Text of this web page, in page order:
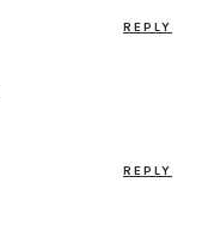
REPLY
REPLY